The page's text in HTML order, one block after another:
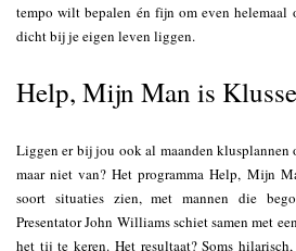
tempo wilt bepalen én fijn om even helemaal
dicht bij je eigen leven liggen.
Help, Mijn Man is
Liggen er bij jou ook al maanden klusplannen
maar niet van? Het programma Help, Mijn
soort situaties zien, met mannen die
Presentator John Williams schiet samen met
het tij te keren. Het resultaat? Soms